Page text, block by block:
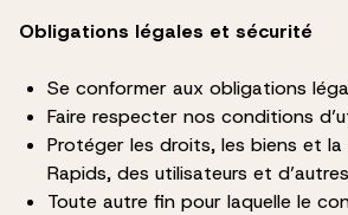
Obligations légales et sécurité
Se conformer aux obligations
Faire respecter nos conditions
Protéger les droits, les biens et
Rapids, des utilisateurs et
Toute autre fin pour laquelle le